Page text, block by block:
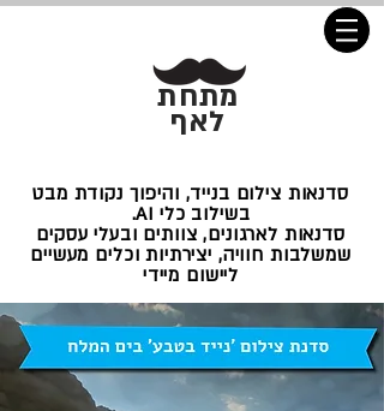
מתחת
לאף
סדנאות צילום בנייד, והיפוך נקודת מבט
בשילוב כלי AI.
סדנאות לארגונים, צוותים ובעלי עסקים
שמשלבות חוויה, יצירתיות וכלים מעשיים
ליישום מיידי